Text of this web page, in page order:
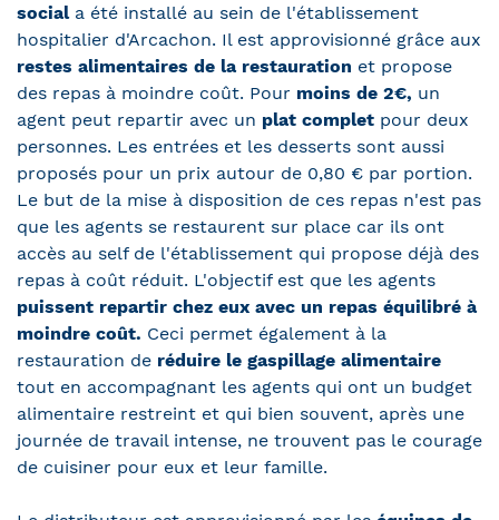
sociala été installé au sein de l'établissement
hospitalier d'Arcachon. Il est approvisionné grâce aux
restes alimentaires de la restauration et propose
des repas à moindre coût. Pour moins de 2€, un
agent peut repartir avec un plat complet pour deux
personnes. Les entrées et les desserts sont aussi
proposés pour un prix autour de 0,80 € par portion.
Le but de la mise à disposition de ces repas n'est pas
que les agents se restaurent sur place car ils ont
accès au self de l'établissement qui propose déjà des
repas à coût réduit. L'objectif est que les agents
puissent repartir chez eux avec un repas équilibré à
moindre coût. Ceci permet également à la
restauration de réduire le gaspillage alimentaire
tout en accompagnant les agents qui ont un budget
alimentaire restreint et qui bien souvent, après une
journée de travail intense, ne trouvent pas le courage
de cuisiner pour eux et leur famille.